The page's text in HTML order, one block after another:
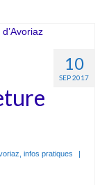
10
SEP 2017
infos pratiques
|